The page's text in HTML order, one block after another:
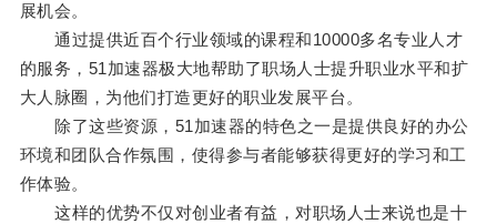
展机会。
通过提供近百个行业领域的课程和10000多名专业人才
的服务，51加速器极大地帮助了职场人士提升职业水平和扩
大人脉圈，为他们打造更好的职业发展平台。
除了这些资源，51加速器的特色之一是提供良好的办公
环境和团队合作氛围，使得参与者能够获得更好的学习和工
作体验。
这样的优势不仅对创业者有益，对职场人士来说也是十